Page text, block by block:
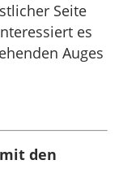
Seite
es
Auges
den